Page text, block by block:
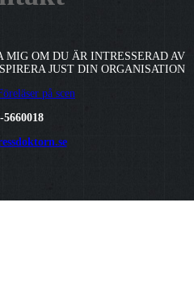
OM DU ÄR INTRESSERAD AV
JUST DIN ORGANISATION
5660018